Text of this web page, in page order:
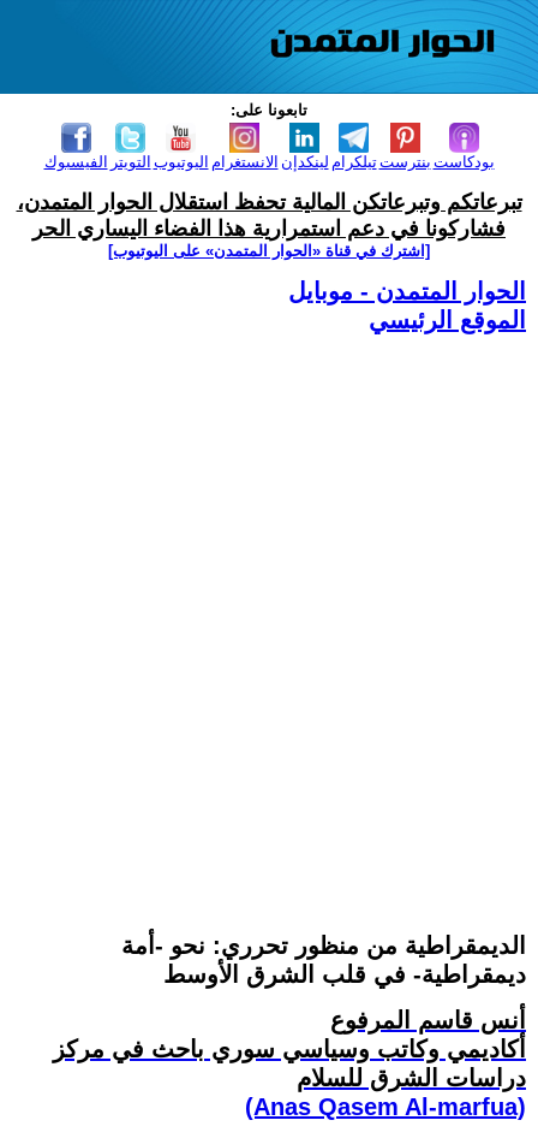
تابعونا على:
الفيسبوك التويتر اليوتيوب الانستغرام لينكدإن تيلكرامبنترست بودكاست
تبرعاتكم وتبرعاتكن المالية تحفظ استقلال الحوار المتمدن،
فشاركونا في دعم استمرارية هذا الفضاء اليساري الحر
[اشترك في قناة ‫«الحوار المتمدن» على اليوتيوب]
الحوار المتمدن - موبايل
الموقع الرئيسي
الديمقراطية من منظور تحرري: نحو -أمة
ديمقراطية- في قلب الشرق الأوسط
أنس قاسم المرفوع
أكاديمي وكاتب وسياسي سوري باحث في مركز
دراسات الشرق للسلام
(Anas Qasem Al-marfua)